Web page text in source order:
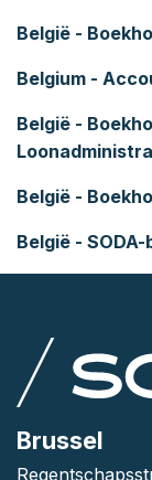
België -
Belgium -
België -
België -
België -
Brussel